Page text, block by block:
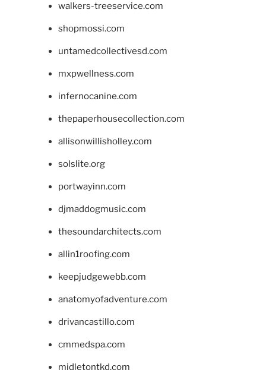
walkers-treeservice.com
shopmossi.com
untamedcollectivesd.com
mxpwellness.com
infernocanine.com
thepaperhousecollection.com
allisonwillisholley.com
solslite.org
portwayinn.com
djmaddogmusic.com
thesoundarchitects.com
allin1roofing.com
keepjudgewebb.com
anatomyofadventure.com
drivancastillo.com
cmmedspa.com
midletontkd.com